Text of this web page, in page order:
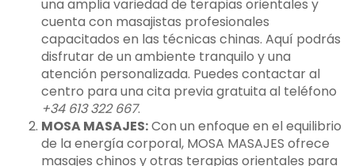
una amplia variedad de terapias orientales y
cuenta con masajistas profesionales
capacitados en las técnicas chinas. Aquí podrás
disfrutar de un ambiente tranquilo y una
atención personalizada. Puedes contactar al
centro para una cita previa gratuita al teléfono
+34 613 322 667.
MOSA MASAJES:Con un enfoque en el equilibrio
de la energía corporal, MOSA MASAJES ofrece
masajes chinos y otras terapias orientales para